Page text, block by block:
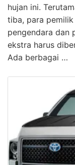
hujan ini.
tiba, para
pengendara dan
ekstra harus
Ada berbagai …